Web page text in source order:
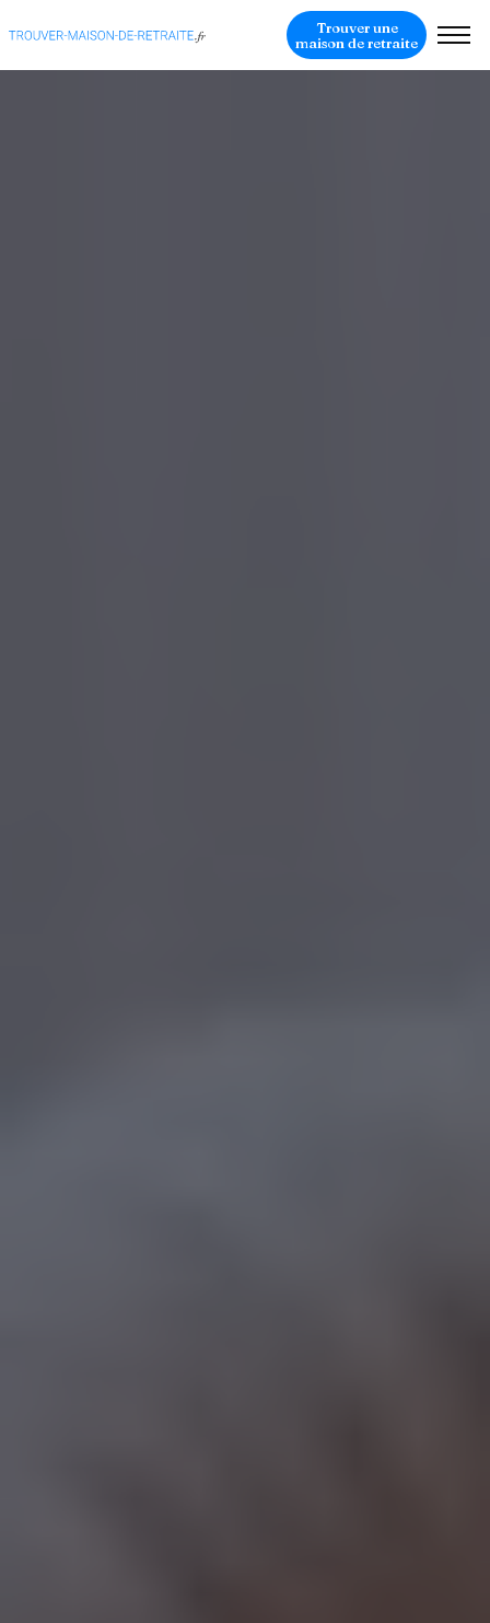
Trouver une
maison de retraite